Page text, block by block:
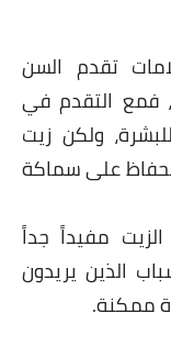
تقدم السن
فمع التقدم في
ولكن زيت
على سماكة
مفيداً جداً
الذين يريدون
ممكنة.